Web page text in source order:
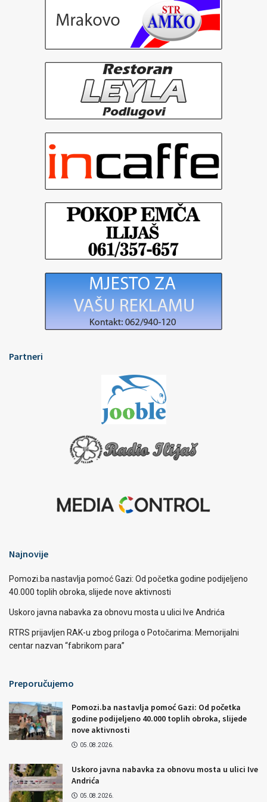
Partneri
Najnovije
Pomozi.ba nastavlja pomoć Gazi: Od početka godine podijeljeno
40.000 toplih obroka, slijede nove aktivnosti
Uskoro javna nabavka za obnovu mosta u ulici Ive Andrića
RTRS prijavljen RAK-u zbog priloga o Potočarima: Memorijalni
centar nazvan “fabrikom para”
Preporučujemo
Pomozi.ba nastavlja pomoć Gazi: Od početka
godine podijeljeno 40.000 toplih obroka, slijede
nove aktivnosti
05.08.2026.
Uskoro javna nabavka za obnovu mosta u ulici Ive
Andrića
05.08.2026.